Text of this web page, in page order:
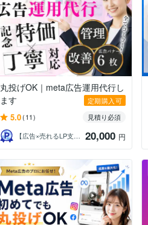
丸投げOK｜meta広告運用代行し
ます
定期購入可
5.0(11)
見積り必須
【広告×売れるLP支援】たか
20,000 円